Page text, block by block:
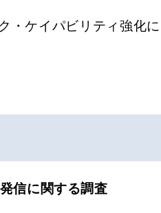
・ケイパビリティ強化
信に関する調査